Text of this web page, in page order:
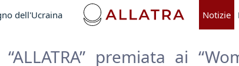
dell'Ucraina Notizie
premiata ai